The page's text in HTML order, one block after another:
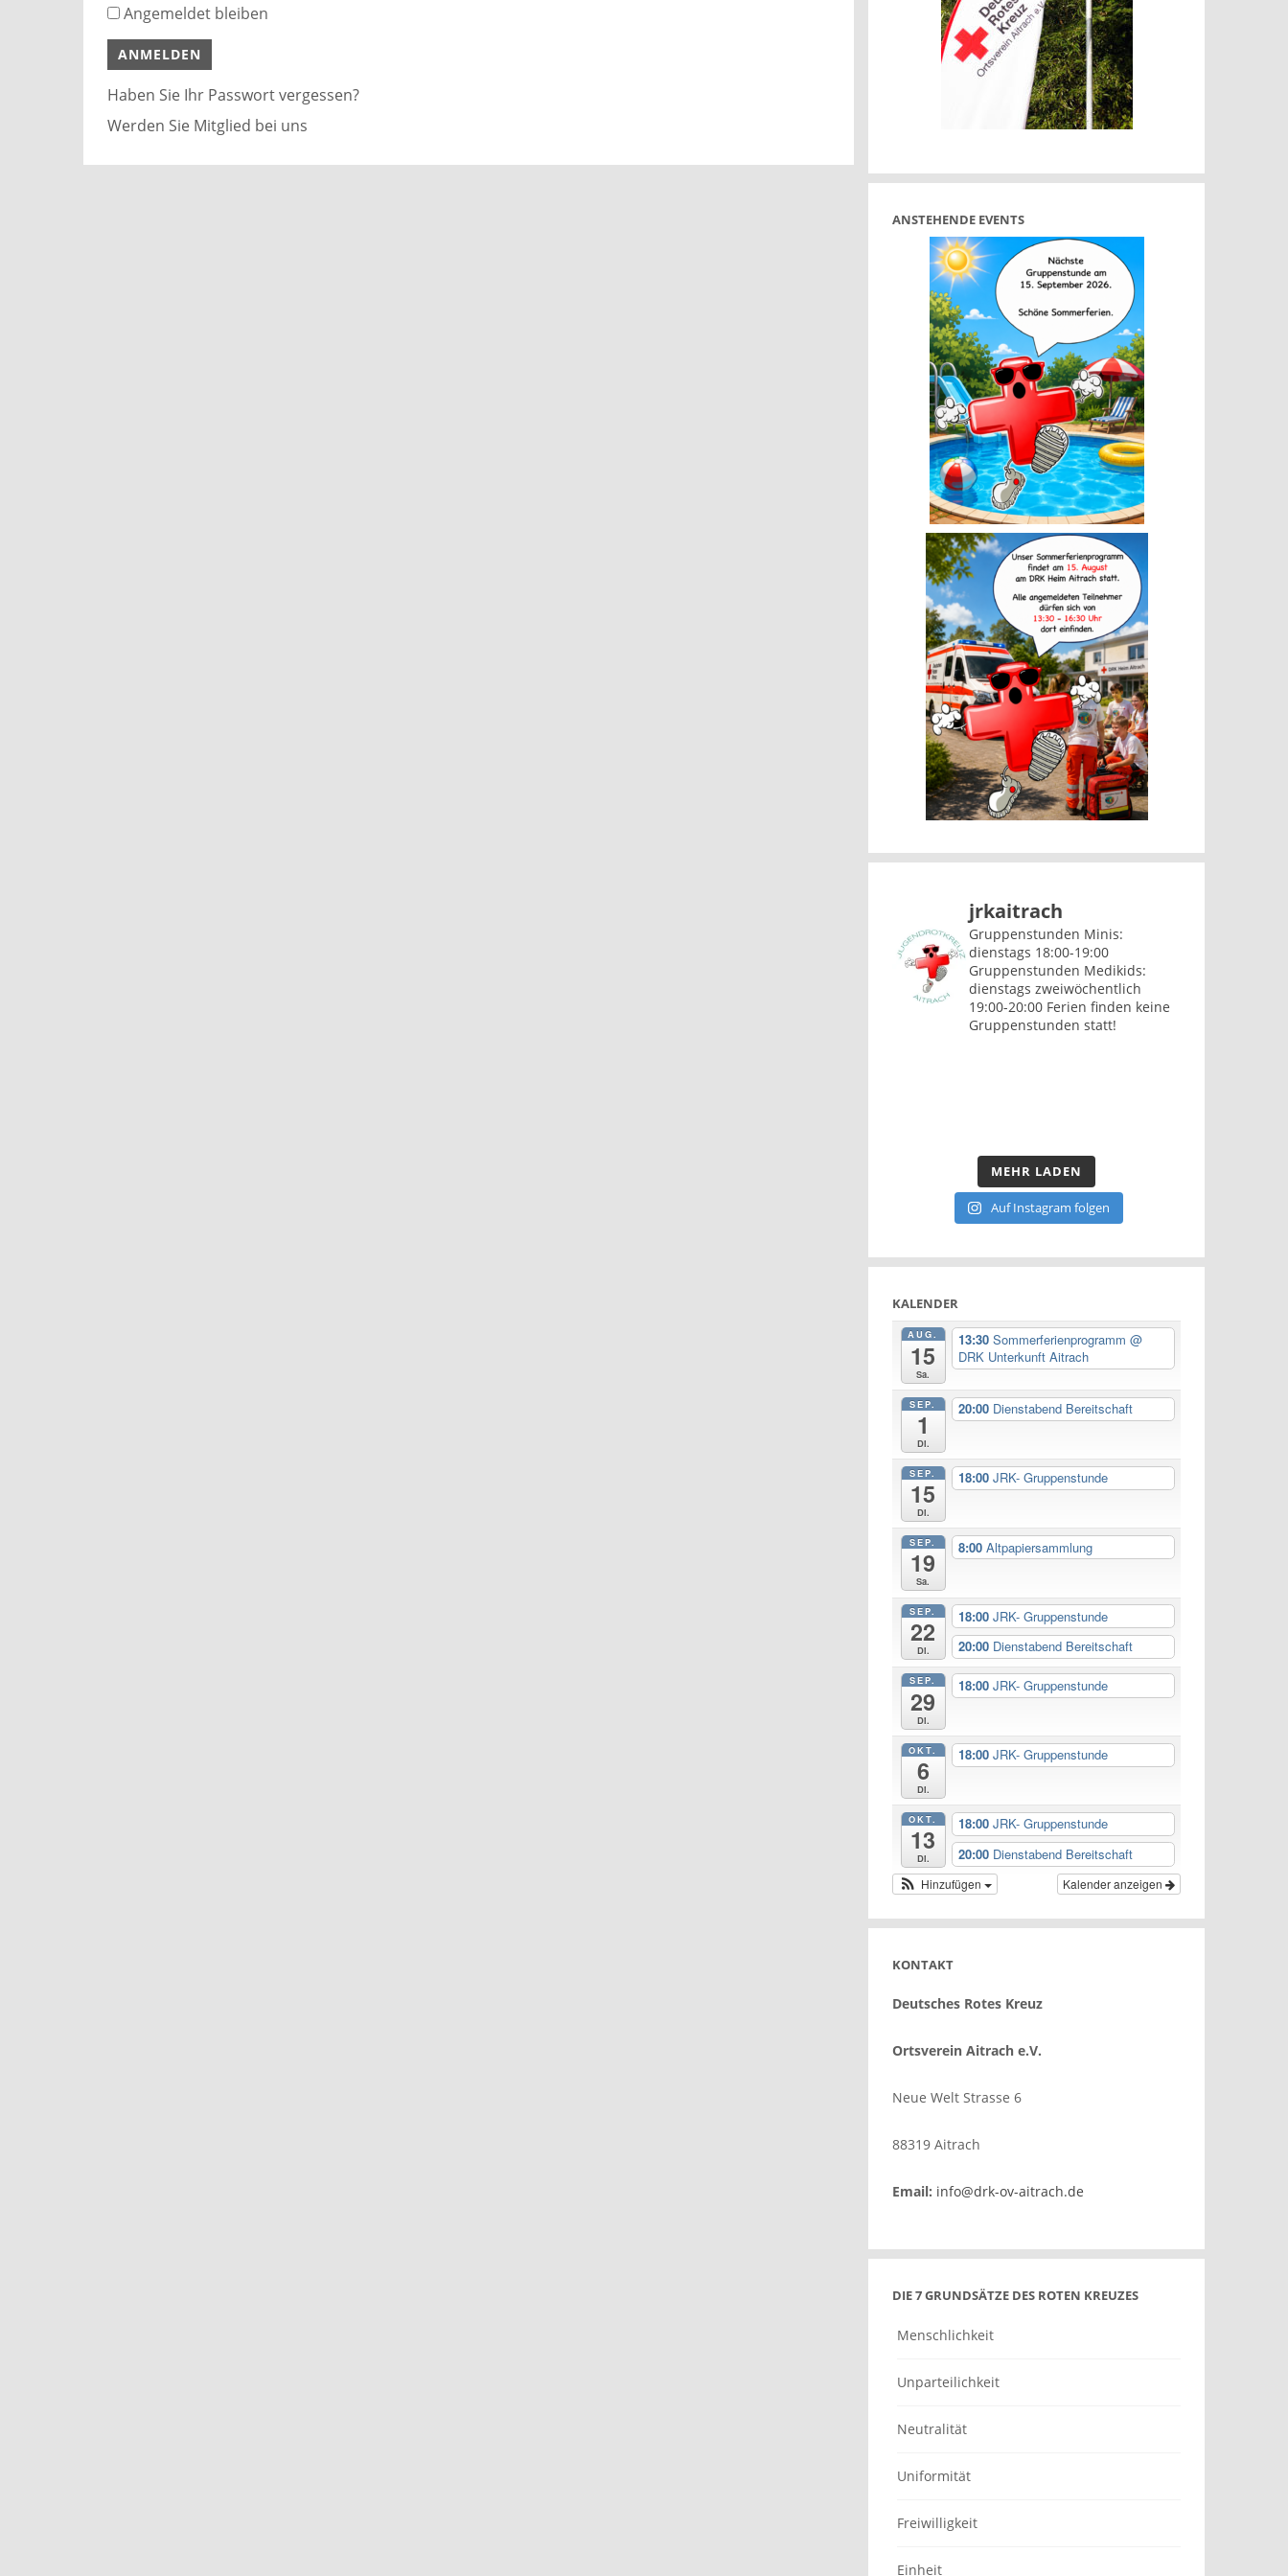
Angemeldet bleiben
Haben Sie Ihr Passwort vergessen?
Werden Sie Mitglied bei uns
ANSTEHENDE EVENTS
jrkaitrach
Gruppenstunden Minis:
dienstags 18:00-19:00
Gruppenstunden Medikids:
dienstags zweiwöchentlich
19:00-20:00 Ferien finden keine
Gruppenstunden statt!
MEHR LADEN
Auf Instagram folgen
KALENDER
AUG.
15
Sa.
13:30 Sommerferienprogramm @
DRK Unterkunft Aitrach
SEP.
1
Di.
20:00 Dienstabend Bereitschaft
SEP.
15
Di.
18:00 JRK- Gruppenstunde
SEP.
19
Sa.
8:00 Altpapiersammlung
SEP.
22
Di.
18:00 JRK- Gruppenstunde
20:00 Dienstabend Bereitschaft
SEP.
29
Di.
18:00 JRK- Gruppenstunde
OKT.
6
Di.
18:00 JRK- Gruppenstunde
OKT.
13
Di.
18:00 JRK- Gruppenstunde
20:00 Dienstabend Bereitschaft
Kalender anzeigen
Hinzufügen
KONTAKT
Deutsches Rotes Kreuz
Ortsverein Aitrach e.V.
Neue Welt Strasse 6
88319 Aitrach
Email: info@drk-ov-aitrach.de
DIE 7 GRUNDSÄTZE DES ROTEN KREUZES
Menschlichkeit
Unparteilichkeit
Neutralität
Uniformität
Freiwilligkeit
Einheit